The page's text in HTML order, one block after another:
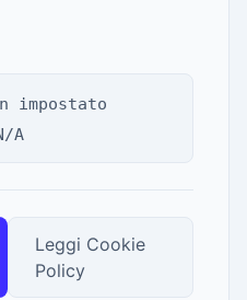
impostato
A
Leggi Cookie
Policy